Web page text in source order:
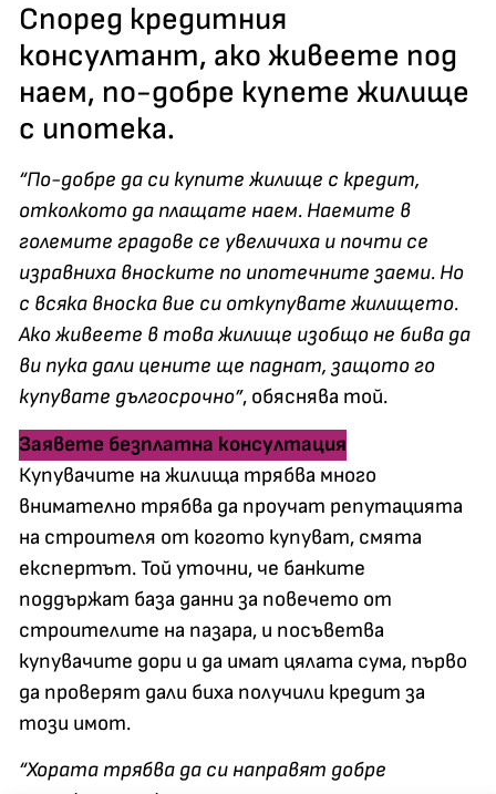
Според кредитния
консултант, ако живеете под
наем, по-добре купете жилище
с ипотека.
“По-добре да си купите жилище с кредит,
отколкото да плащате наем. Наемите в
големите градове се увеличиха и почти се
изравниха вноските по ипотечните заеми. Но
с всяка вноска вие си откупувате жилището.
Ако живеете в това жилище изобщо не бива да
ви пука дали цените ще паднат, защото го
купувате дългосрочно”, обяснява той.
Заявете безплатна консултация
Купувачите на жилища трябва много
внимателно трябва да проучат репутацията
на строителя от когото купуват, смята
експертът. Той уточни, че банките
поддържат база данни за повечето от
строителите на пазара, и посъветва
купувачите дори и да имат цялата сума, първо
да проверят дали биха получили кредит за
този имот.
“Хората трябва да си направят добре